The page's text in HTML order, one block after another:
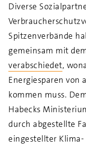
Diverse
Spitzenverbände
gemeinsam mit
verabschiedet,
Energiesparen von
kommen muss.
Habecks
durch abgestellte
eingestellter